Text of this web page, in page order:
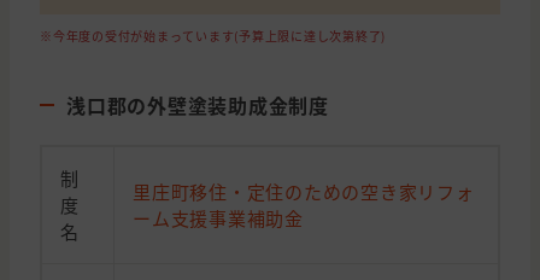
※今年度の受付が始まっています(予算上限に達し次第終了)
浅口郡の外壁塗装助成金制度
制
度
名
里庄町移住・定住のための空き家リフォ
ーム支援事業補助金